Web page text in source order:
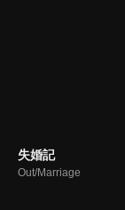
失婚記
Out/Marriage